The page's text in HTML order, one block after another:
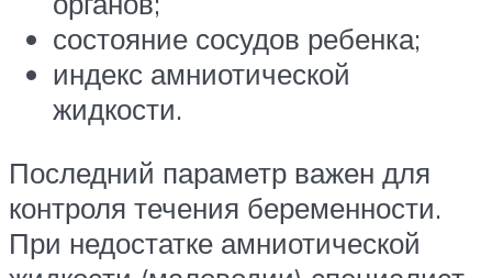
состояние сосудов ребенка;
индекс амниотической
жидкости.
Последний параметр важен для
контроля течения беременности.
При недостатке амниотической